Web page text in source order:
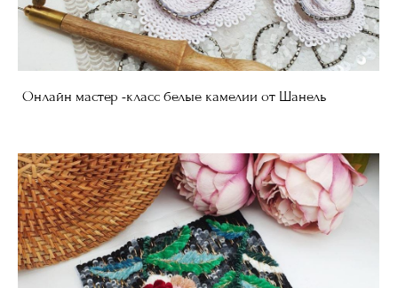
Онлайн мастер -класс белые камелии от Шанель